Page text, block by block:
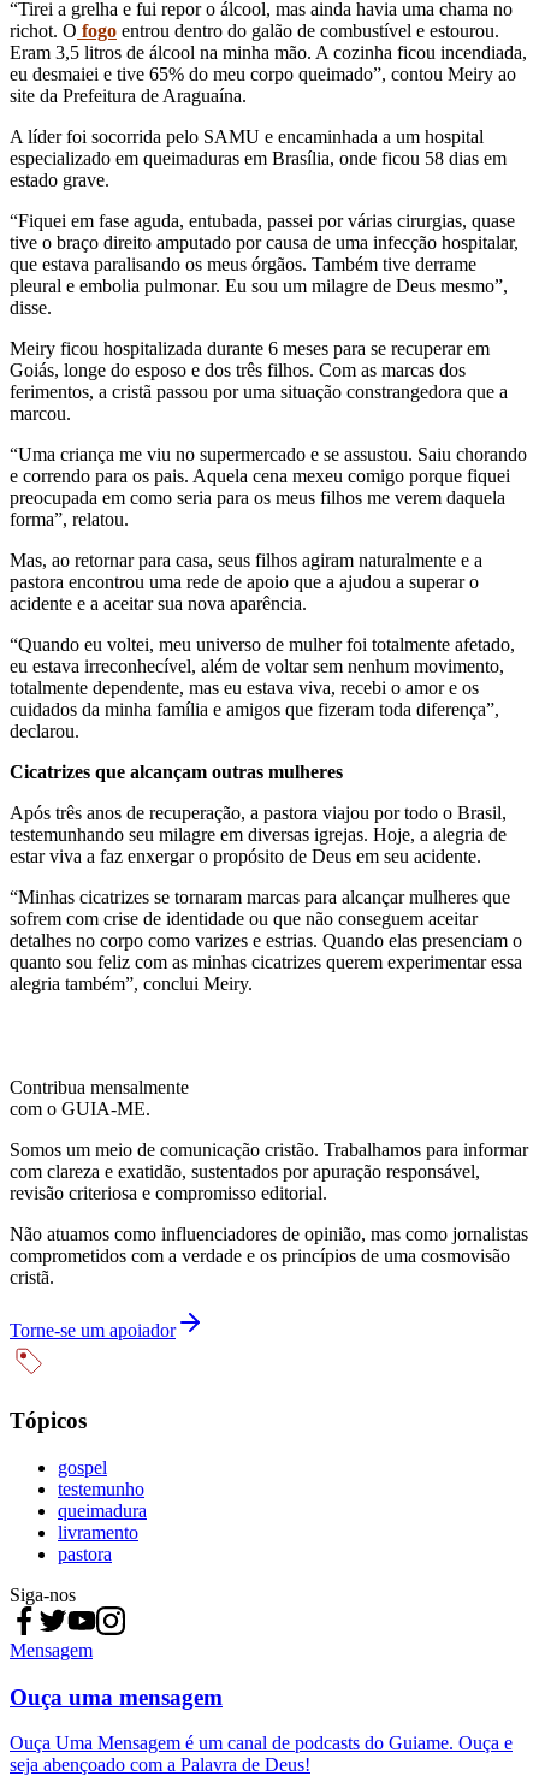
“Tirei a grelha e fui repor o álcool, mas ainda havia uma chama no
richot. O fogo entrou dentro do galão de combustível e estourou.
Eram 3,5 litros de álcool na minha mão. A cozinha ficou incendiada,
eu desmaiei e tive 65% do meu corpo queimado”, contou Meiry ao
site da Prefeitura de Araguaína.
A líder foi socorrida pelo SAMU e encaminhada a um hospital
especializado em queimaduras em Brasília, onde ficou 58 dias em
estado grave.
“Fiquei em fase aguda, entubada, passei por várias cirurgias, quase
tive o braço direito amputado por causa de uma infecção hospitalar,
que estava paralisando os meus órgãos. Também tive derrame
pleural e embolia pulmonar. Eu sou um milagre de Deus mesmo”,
disse.
Meiry ficou hospitalizada durante 6 meses para se recuperar em
Goiás, longe do esposo e dos três filhos. Com as marcas dos
ferimentos, a cristã passou por uma situação constrangedora que a
marcou.
“Uma criança me viu no supermercado e se assustou. Saiu chorando
e correndo para os pais. Aquela cena mexeu comigo porque fiquei
preocupada em como seria para os meus filhos me verem daquela
forma”, relatou.
Mas, ao retornar para casa, seus filhos agiram naturalmente e a
pastora encontrou uma rede de apoio que a ajudou a superar o
acidente e a aceitar sua nova aparência.
“Quando eu voltei, meu universo de mulher foi totalmente afetado,
eu estava irreconhecível, além de voltar sem nenhum movimento,
totalmente dependente, mas eu estava viva, recebi o amor e os
cuidados da minha família e amigos que fizeram toda diferença”,
declarou.
Cicatrizes que alcançam outras mulheres
Após três anos de recuperação, a pastora viajou por todo o Brasil,
testemunhando seu milagre em diversas igrejas. Hoje, a alegria de
estar viva a faz enxergar o propósito de Deus em seu acidente.
“Minhas cicatrizes se tornaram marcas para alcançar mulheres que
sofrem com crise de identidade ou que não conseguem aceitar
detalhes no corpo como varizes e estrias. Quando elas presenciam o
quanto sou feliz com as minhas cicatrizes querem experimentar essa
alegria também”, conclui Meiry.
Contribua mensalmente
com o GUIA-ME.
Somos um meio de comunicação cristão. Trabalhamos para informar
com clareza e exatidão, sustentados por apuração responsável,
revisão criteriosa e compromisso editorial.
Não atuamos como influenciadores de opinião, mas como jornalistas
comprometidos com a verdade e os princípios de uma cosmovisão
cristã.
Torne-se um apoiador
Tópicos
gospel
testemunho
queimadura
livramento
pastora
Siga-nos
Mensagem
Ouça uma mensagem
Ouça Uma Mensagem é um canal de podcasts do Guiame. Ouça e
seja abençoado com a Palavra de Deus!